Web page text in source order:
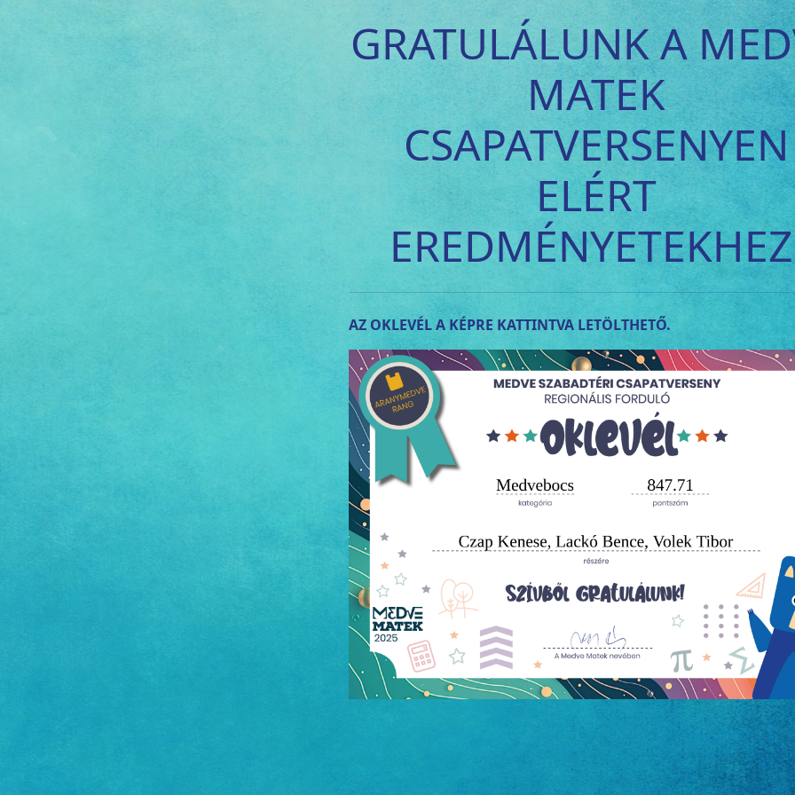
GRATULÁLUNK A
MATEK
CSAPATVERSENYEN
ELÉRT
AZ OKLEVÉL A KÉPRE KATTINTVA LETÖLTHETŐ.